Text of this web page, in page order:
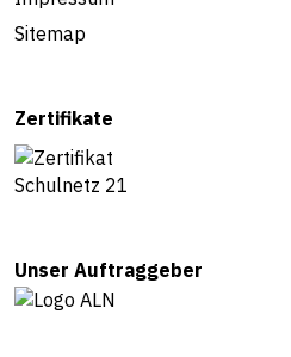
Sitemap
Zertifikate
Unser Auftraggeber